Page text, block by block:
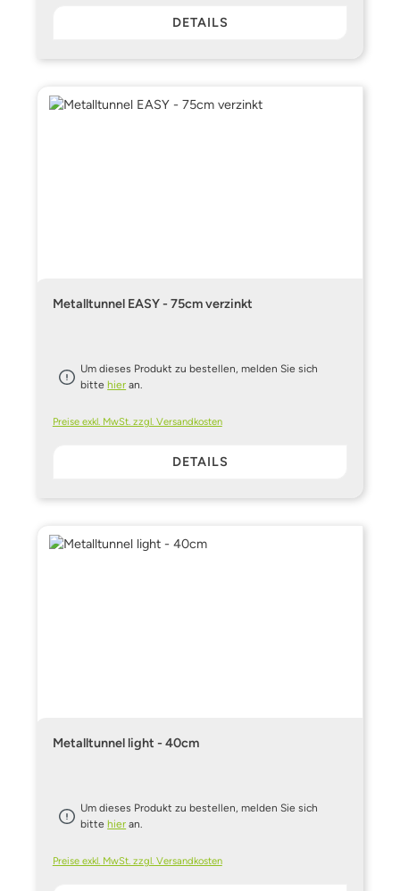
DETAILS
Metalltunnel EASY - 75cm verzinkt
Um dieses Produkt zu bestellen, melden Sie sich
bitte hier an.
Preise exkl. MwSt. zzgl. Versandkosten
DETAILS
Metalltunnel light - 40cm
Um dieses Produkt zu bestellen, melden Sie sich
bitte hier an.
Preise exkl. MwSt. zzgl. Versandkosten